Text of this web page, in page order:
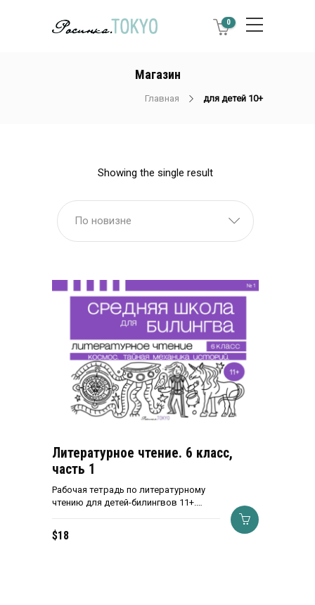
0
Магазин
Главная для детей 10+
Showing the single result
По новизне
Литературное чтение. 6 класс,
часть 1
Рабочая тетрадь по литературному
чтению для детей-билингвов 11+.…
$18